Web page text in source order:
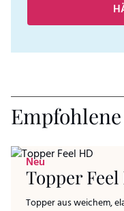
Neu
Topper Feel
Topper aus weichem,